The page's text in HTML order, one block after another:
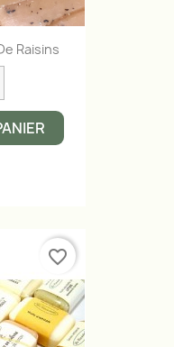
Raisins
favorite_border